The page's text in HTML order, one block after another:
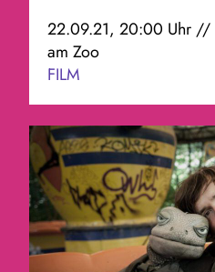
22.09.21, 20:00 Uhr //
am Zoo
FILM